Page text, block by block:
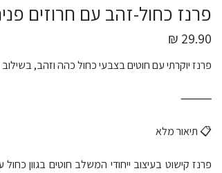
פרנז כחול-זהב עם חרוזים פנינתיים – 10
29.90 ₪
פרנז יוקרתי עם חוטים בצבעי כחול כהה וזהב, בשילוב
⸻
📋 תיאור מלא
פרנז קישוט בעיצוב ייחודי המשלב חוטים בגוון